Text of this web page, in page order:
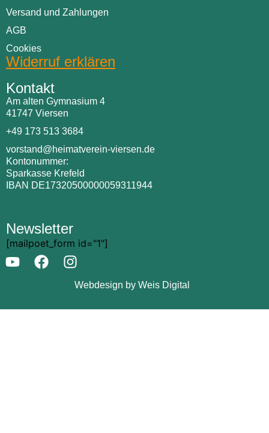
Versand und Zahlungen
AGB
Cookies
Widerruf erklären
Kontakt
Am alten Gymnasium 4
41747 Viersen
+49 173 513 3684
vorstand@heimatverein-viersen.de
Kontonummer:
Sparkasse Krefeld
IBAN DE17320500000059311944
Newsletter
[mailpoet_form id="1"]
Webdesign by Weis Digital